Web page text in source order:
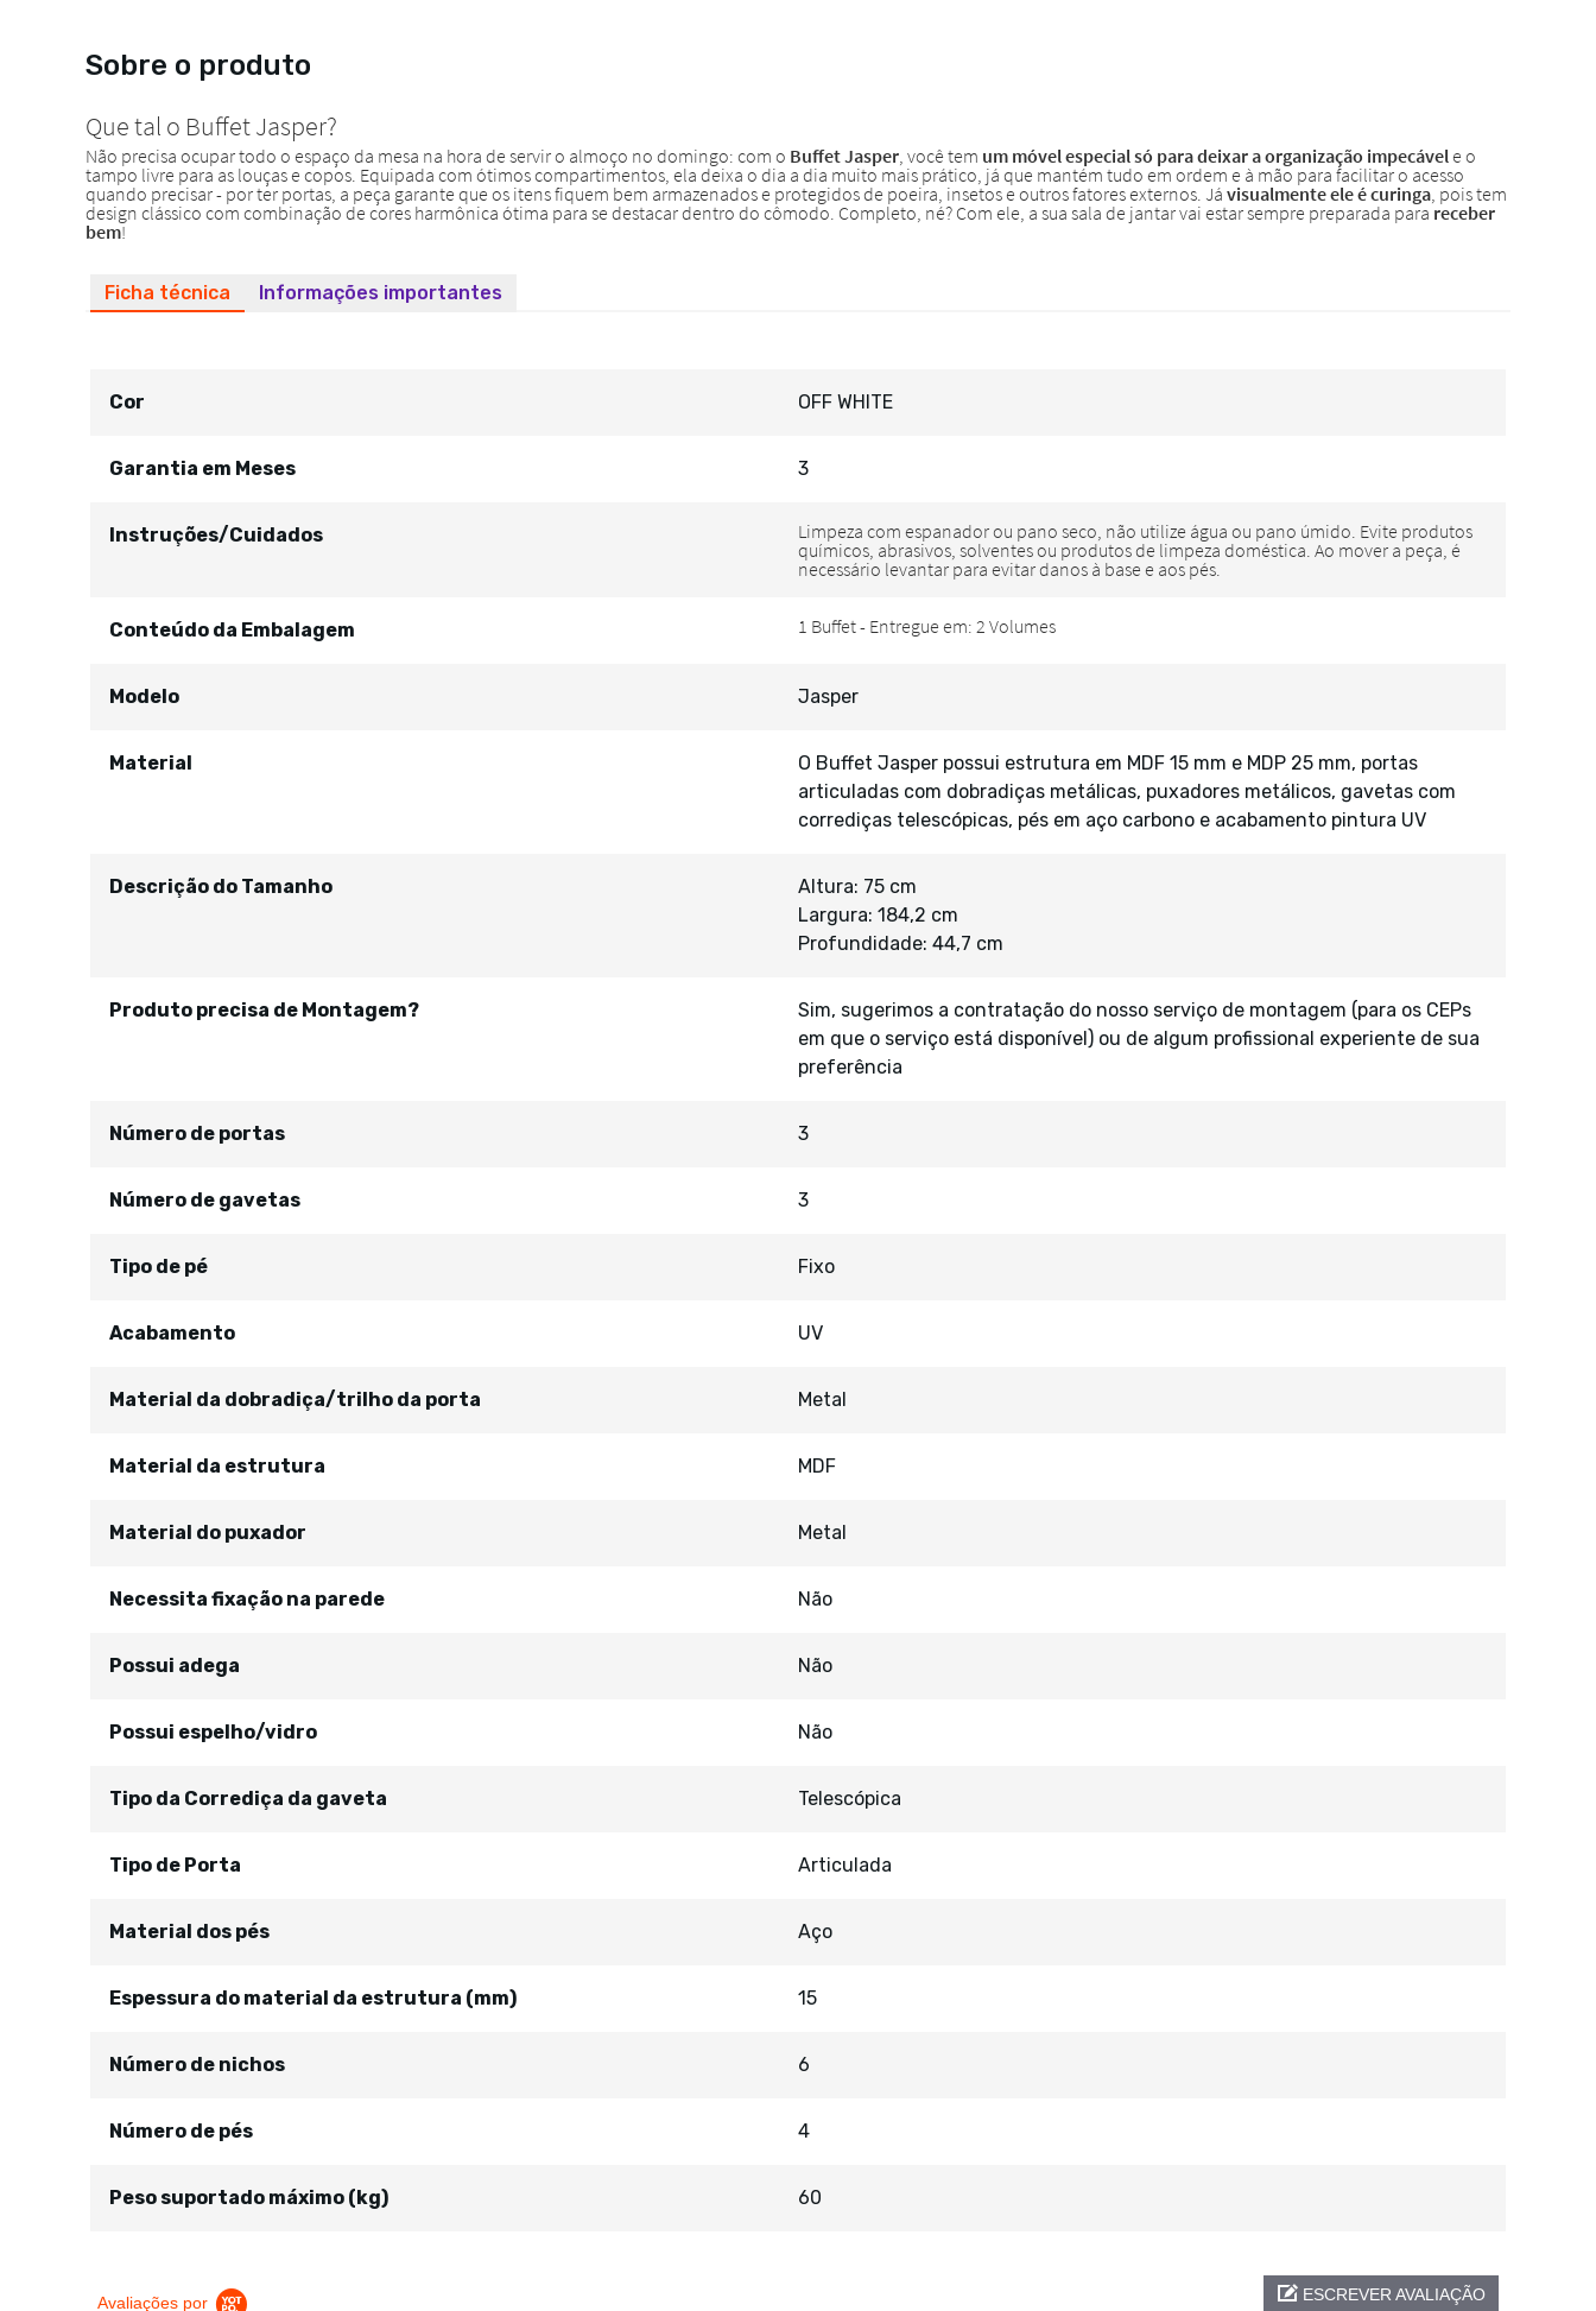
Sobre o produto
Ficha técnica Informações importantes
Cor OFF WHITE
Garantia em Meses 3
Instruções/Cuidados
Conteúdo da Embalagem
Modelo Jasper
Material
O Buffet Jasper possui estrutura em MDF 15 mm e MDP 25 mm, portas
articuladas com dobradiças metálicas, puxadores metálicos, gavetas com
corrediças telescópicas, pés em aço carbono e acabamento pintura UV
Descrição do Tamanho
Altura: 75 cm
Largura: 184,2 cm
Profundidade: 44,7 cm
Produto precisa de Montagem?
Sim, sugerimos a contratação do nosso serviço de montagem (para os CEPs
em que o serviço está disponível) ou de algum profissional experiente de sua
preferência
Número de portas 3
Número de gavetas 3
Tipo de pé Fixo
Acabamento UV
Material da dobradiça/trilho da porta Metal
Material da estrutura MDF
Material do puxador Metal
Necessita fixação na parede Não
Possui adega Não
Possui espelho/vidro Não
Tipo da Corrediça da gaveta Telescópica
Tipo de Porta Articulada
Material dos pés Aço
Espessura do material da estrutura (mm) 15
Número de nichos 6
Número de pés 4
Peso suportado máximo (kg) 60
Avaliações por ESCREVER AVALIAÇÃO